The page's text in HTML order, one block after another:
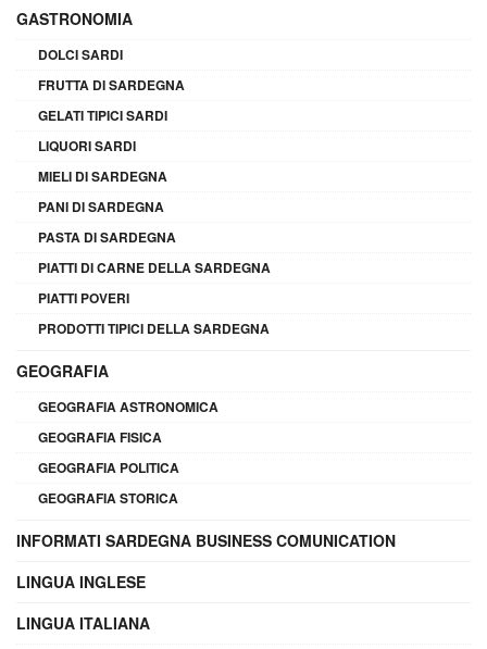
GASTRONOMIA
DOLCI SARDI
FRUTTA DI SARDEGNA
GELATI TIPICI SARDI
LIQUORI SARDI
MIELI DI SARDEGNA
PANI DI SARDEGNA
PASTA DI SARDEGNA
PIATTI DI CARNE DELLA SARDEGNA
PIATTI POVERI
PRODOTTI TIPICI DELLA SARDEGNA
GEOGRAFIA
GEOGRAFIA ASTRONOMICA
GEOGRAFIA FISICA
GEOGRAFIA POLITICA
GEOGRAFIA STORICA
INFORMATI SARDEGNA BUSINESS COMUNICATION
LINGUA INGLESE
LINGUA ITALIANA